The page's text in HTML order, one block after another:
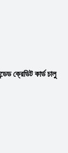
ক্রেডিট কার্ড চালু